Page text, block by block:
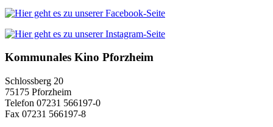
Kommunales Kino Pforzheim
Schlossberg 20
75175 Pforzheim
Telefon 07231 566197-0
Fax 07231 566197-8